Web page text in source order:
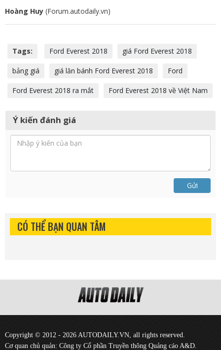
Hoàng Huy (Forum.autodaily.vn)
Tags: Ford Everest 2018 giá Ford Everest 2018
bảng giá giá lăn bánh Ford Everest 2018 Ford
Ford Everest 2018 ra mắt Ford Everest 2018 về Việt Nam
Ý kiến đánh giá
Gửi
CÓ THỂ BẠN QUAN TÂM
Copyright © 2012 - 2026 AUTODAILY.VN, all rights reserved.
Cơ quan chủ quản: Công ty Cổ phần Truyền thông Quảng cáo A&D.